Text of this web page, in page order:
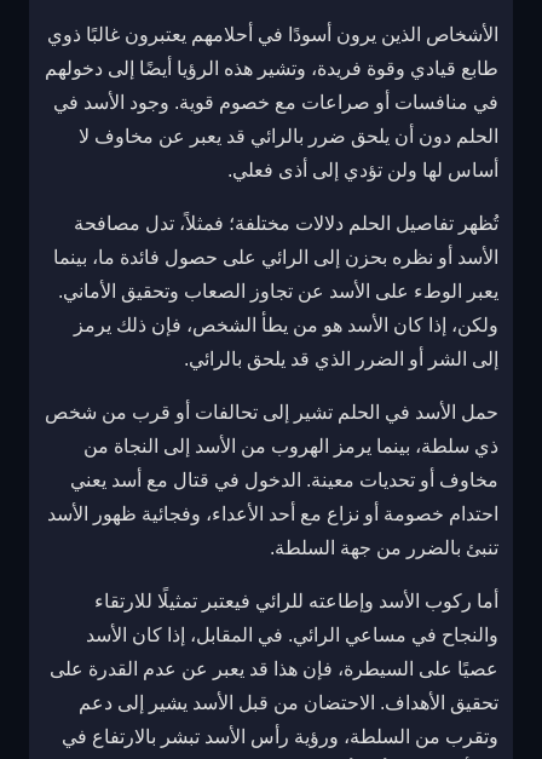
الأشخاص الذين يرون أسودًا في أحلامهم يعتبرون غالبًا ذوي
طابع قيادي وقوة فريدة، وتشير هذه الرؤيا أيضًا إلى دخولهم
في منافسات أو صراعات مع خصوم قوية. وجود الأسد في
الحلم دون أن يلحق ضرر بالرائي قد يعبر عن مخاوف لا
أساس لها ولن تؤدي إلى أذى فعلي.
تُظهر تفاصيل الحلم دلالات مختلفة؛ فمثلاً، تدل مصافحة
الأسد أو نظره بحزن إلى الرائي على حصول فائدة ما، بينما
يعبر الوطء على الأسد عن تجاوز الصعاب وتحقيق الأماني.
ولكن، إذا كان الأسد هو من يطأ الشخص، فإن ذلك يرمز
إلى الشر أو الضرر الذي قد يلحق بالرائي.
حمل الأسد في الحلم تشير إلى تحالفات أو قرب من شخص
ذي سلطة، بينما يرمز الهروب من الأسد إلى النجاة من
مخاوف أو تحديات معينة. الدخول في قتال مع أسد يعني
احتدام خصومة أو نزاع مع أحد الأعداء، وفجائية ظهور الأسد
تنبئ بالضرر من جهة السلطة.
أما ركوب الأسد وإطاعته للرائي فيعتبر تمثيلًا للارتقاء
والنجاح في مساعي الرائي. في المقابل، إذا كان الأسد
عصيًا على السيطرة، فإن هذا قد يعبر عن عدم القدرة على
تحقيق الأهداف. الاحتضان من قبل الأسد يشير إلى دعم
وتقرب من السلطة، ورؤية رأس الأسد تبشر بالارتفاع في